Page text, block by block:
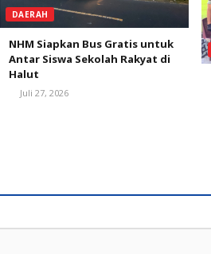
DAERAH
NHM Siapkan Bus Gratis untuk
Antar Siswa Sekolah Rakyat di
Halut
Juli 27, 2026